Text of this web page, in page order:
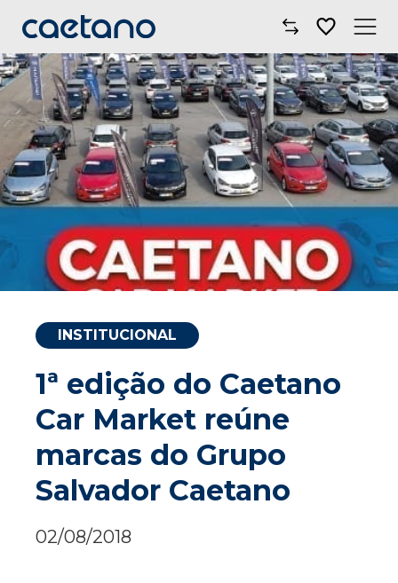
Comprar Carro
Oficinas
Campanhas
Electric Move
Mobilidade
Onde Estamos
INSTITUCIONAL
1ª edição do Caetano
Car Market reúne
marcas do Grupo
Salvador Caetano
02/08/2018